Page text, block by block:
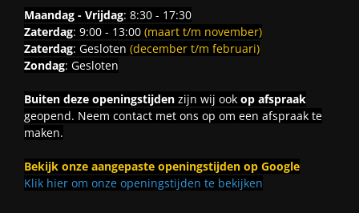
Maandag - Vrijdag: 8:30 - 17:30
Zaterdag: 9:00 - 13:00 (maart t/m november)
Zaterdag: Gesloten (december t/m februari)
Zondag: Gesloten
Buiten deze openingstijdenzijn wij ook op afspraak
geopend. Neem contact met ons op om een afspraak te
maken.
Bekijk onze aangepaste openingstijden op Google
Klik hier om onze openingstijden te bekijken